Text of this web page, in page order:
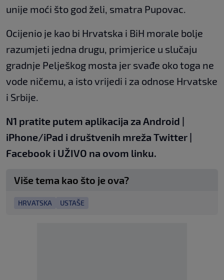
unije moći što god želi, smatra Pupovac.
Ocijenio je kao bi Hrvatska i BiH morale bolje
razumjeti jedna drugu, primjerice u slučaju
gradnje Pelješkog mosta jer svađe oko toga ne
vode ničemu, a isto vrijedi i za odnose Hrvatske
i Srbije.
N1 pratite putem aplikacija za Android |
iPhone/iPad i društvenih mreža Twitter |
Facebook i UŽIVO na ovom linku.
Više tema kao što je ova?
HRVATSKA USTAŠE